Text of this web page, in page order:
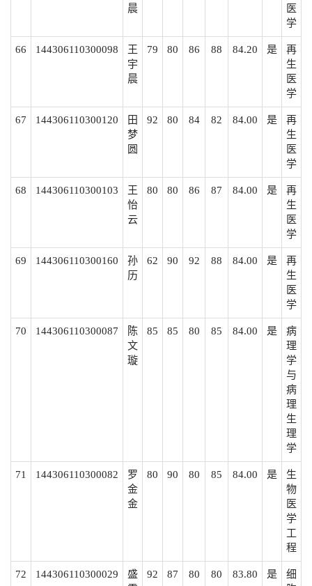
晨
医
学
66 144306110300098
王
宇
晨
79 80 86 88 84.20 是
再
生
医
学
67 144306110300120
田
梦
圆
92 80 84 82 84.00 是
再
生
医
学
68 144306110300103
王
怡
云
80 80 86 87 84.00 是
再
生
医
学
69 144306110300160
孙
历
62 90 92 88 84.00 是
再
生
医
学
70 144306110300087
陈
文
璇
85 85 80 85 84.00 是
病
理
学
与
病
理
生
理
学
71 144306110300082
罗
金
金
80 90 80 85 84.00 是
生
物
医
学
工
程
72 144306110300029
盛
92 87 80 80 83.80 是
细